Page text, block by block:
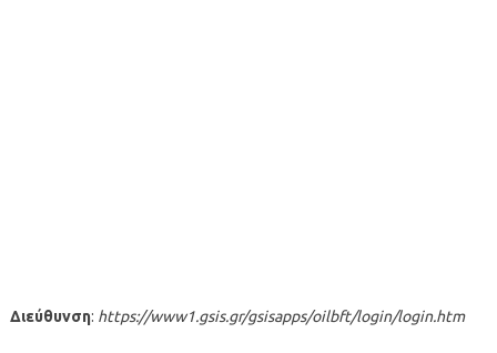
Διεύθυνση: https://www1.gsis.gr/gsisapps/oilbft/login/login.htm